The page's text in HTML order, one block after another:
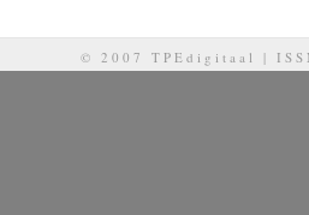
© 2007 TPEdigitaal |